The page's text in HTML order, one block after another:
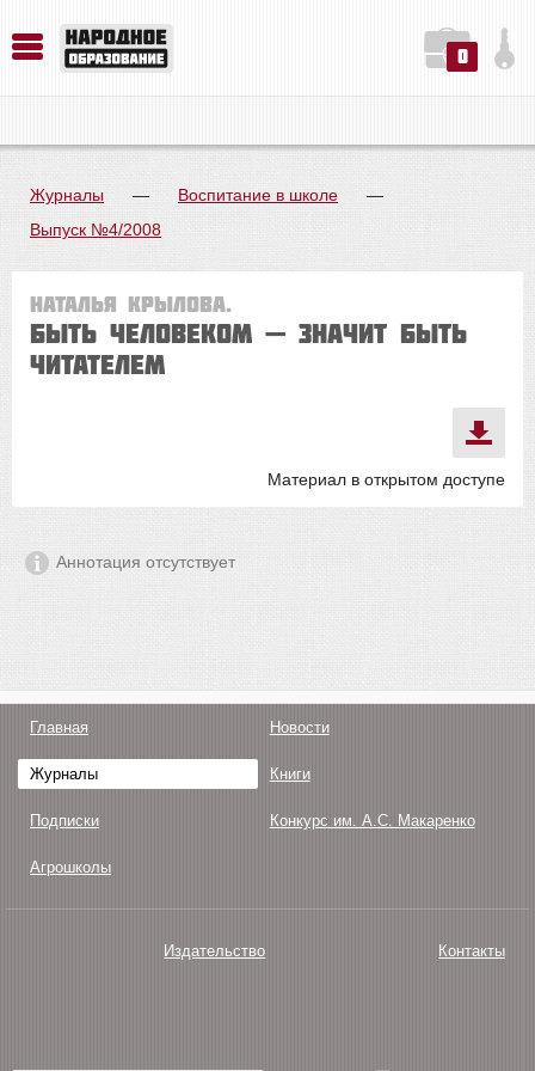
0
Журналы — Воспитание в школе
—
Выпуск №4/2008
Наталья Крылова.
Быть человеком — значит быть
читателем
Материал в открытом доступе
Аннотация отсутствует
Главная Новости
Журналы Книги
Подписки Конкурс им. А.С. Макаренко
Агрошколы
Издательство Контакты